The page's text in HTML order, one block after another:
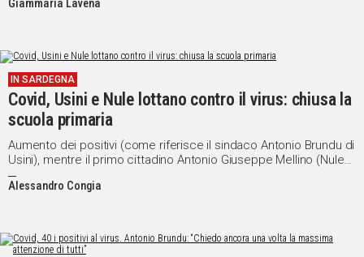
Giammaria Lavena
IN SARDEGNA
Covid, Usini e Nule lottano contro il virus: chiusa la
scuola primaria
Aumento dei positivi (come riferisce il sindaco Antonio Brundu di
Usini), mentre il primo cittadino Antonio Giuseppe Mellino (Nule),
dispone l’ordinanza di sospensione della didattica in presenza
fino al 17 gennaio
Alessandro Congia